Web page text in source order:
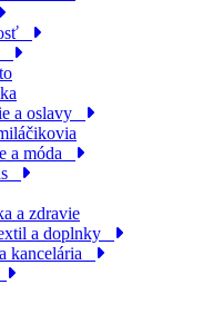
a oslavy
a móda
a zdravie
a doplnky
kancelária